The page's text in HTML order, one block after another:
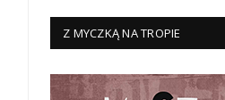
Z MYCZKĄ NA TROPIE